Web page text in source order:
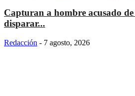
Capturan a hombre acusado
disparar...
Redacción - 7 agosto, 2026